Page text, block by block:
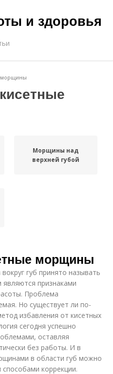
и здоровья
морщины
Морщины над
верхней губой
морщины
губ принято называть
признаками
Проблема
Но существует ли по-
избавления от кисетных
сегодня успешно
оставляя
без работы. И в
в области губ можно
коррекции.